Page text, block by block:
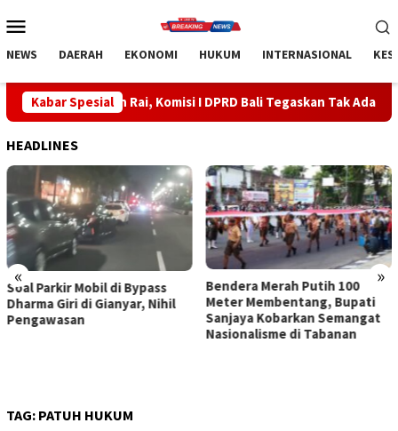
ke
Mobile
NEWS DAERAH EKONOMI HUKUM INTERNASIONAL
Kabar Spesial
Rai, Komisi I DPRD Bali Tegaskan Tak Ada Indikasi
HEADLINES
« »
Bendera Merah Putih 100
Meter Membentang, Bupati
Sanjaya Kobarkan Semangat
Sidak Bea Cukai Ngurah Rai,
Komisi I DPRD Bali Tegaskan
Tak Ada Indikasi
Penyalahgunaan Barang
TAG: PATUH HUKUM